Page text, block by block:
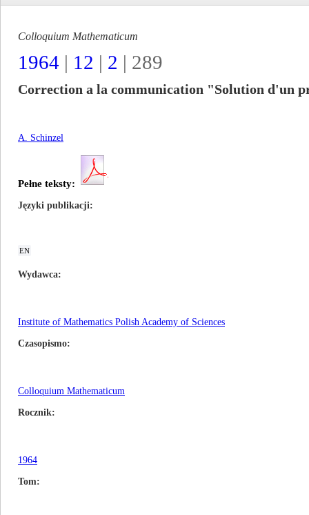
Colloquium Mathematicum
1964 | 12 | 2 | 289
Correction a la communication "Solution d'un
A. Schinzel
Pełne teksty:
Języki publikacji
EN
Wydawca
Institute of Mathematics Polish Academy of Sciences
Czasopismo
Colloquium Mathematicum
Rocznik
1964
Tom